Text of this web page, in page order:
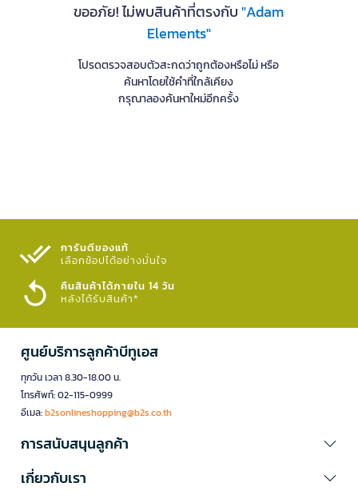
ขออภัย! ไม่พบสินค้าที่ตรงกับ"Adam
Elements"
โปรดตรวจสอบตัวสะกดว่าถูกต้องหรือไม่ หรือ
ค้นหาโดยใช้คำที่ใกล้เคียง
กรุณาลองค้นหาใหม่อีกครั้ง
การันตีของแท้
เลือกช้อปได้อย่างมั่นใจ​
คืนสินค้าได้ภายใน 14 วัน
หลังได้รับสินค้า*
ศูนย์บริการลูกค้าบีทูเอส
ทุกวัน เวลา 8.30-18.00 น.
โทรศัพท์: 02-115-0999
อีเมล:b2sonlineshopping@b2s.co.th
การสนับสนุนลูกค้า
เกี่ยวกับเรา